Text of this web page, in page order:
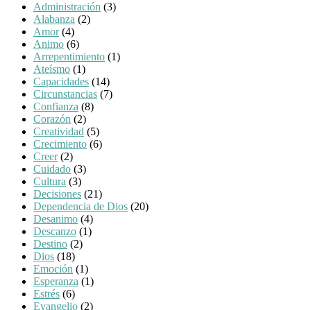
Administración (3)
Alabanza (2)
Amor(4)
Animo (6)
Arrepentimiento (1)
Ateísmo (1)
Capacidades (14)
Circunstancias (7)
Confianza (8)
Corazón (2)
Creatividad (5)
Crecimiento (6)
Creer(2)
Cuidado (3)
Cultura (3)
Decisiones (21)
Dependencia de Dios (20)
Desanimo (4)
Descanzo (1)
Destino (2)
Dios (18)
Emoción (1)
Esperanza (1)
Estrés (6)
Evangelio (2)